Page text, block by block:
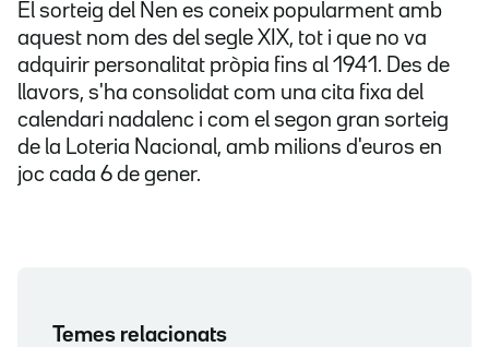
El sorteig del Nen es coneix popularment amb
aquest nom des del segle XIX, tot i que no va
adquirir personalitat pròpia fins al 1941. Des de
llavors, s'ha consolidat com una cita fixa del
calendari nadalenc i com el segon gran sorteig
de la Loteria Nacional, amb milions d'euros en
joc cada 6 de gener.
Temes relacionats